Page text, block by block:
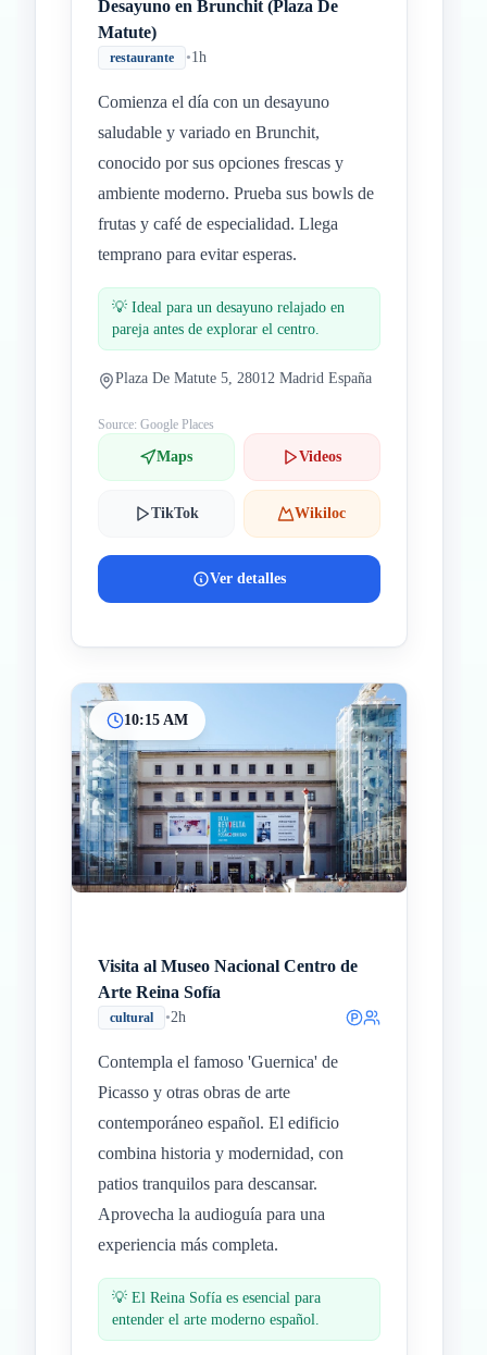
Desayuno en Brunchit (Plaza De
Matute)
restaurante •1h
Comienza el día con un desayuno
saludable y variado en Brunchit,
conocido por sus opciones frescas y
ambiente moderno. Prueba sus bowls de
frutas y café de especialidad. Llega
temprano para evitar esperas.
💡 Ideal para un desayuno relajado en
pareja antes de explorar el centro.
Plaza De Matute 5, 28012 Madrid España
Source: Google Places
Maps Videos
TikTok Wikiloc
Ver detalles
10:15 AM
Visita al Museo Nacional Centro de
Arte Reina Sofía
cultural •2h
Contempla el famoso 'Guernica' de
Picasso y otras obras de arte
contemporáneo español. El edificio
combina historia y modernidad, con
patios tranquilos para descansar.
Aprovecha la audioguía para una
experiencia más completa.
💡 El Reina Sofía es esencial para
entender el arte moderno español.